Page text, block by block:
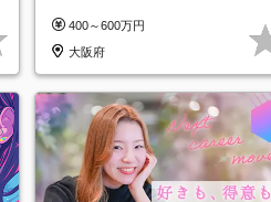
400～600万円
大阪府